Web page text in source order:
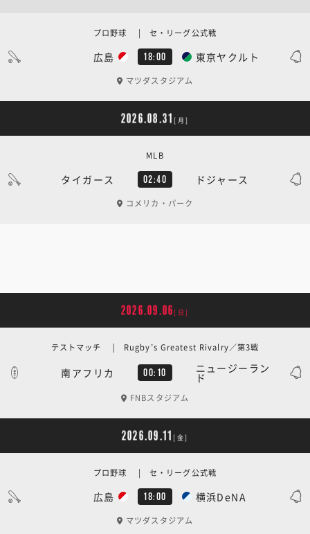
広島 18:00 東京ヤクルト
プロ野球 | セ・リーグ公式戦
マツダスタジアム
2026.08.31 [月]
タイガース 02:40 ドジャース
MLB
コメリカ・パーク
2026.09.06 [日]
南アフリカ 00:10 ニュージーラン
ド
テストマッチ | Rugby’s Greatest Rivalry／第3戦
FNBスタジアム
2026.09.11 [金]
広島 18:00 横浜DeNA
プロ野球 | セ・リーグ公式戦
マツダスタジアム